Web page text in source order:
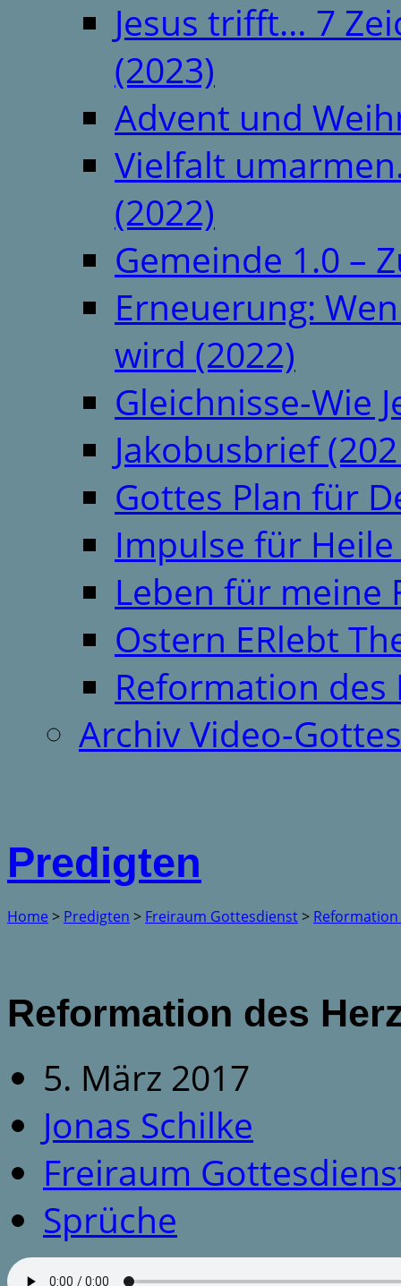
Jesus trifft… 7
(2023)
Advent und
Vielfalt
(2022)
Gemeinde 1.0 –
Erneuerung:
wird (2022)
Gleichnisse-Wie
Jakobusbrief
Gottes Plan für
Impulse für
Leben für meine
Ostern ERlebt
Reformation des
Archiv Video-
Predigten
Home > Predigten > Freiraum Gottesdienst>
Reformation des
5. März 2017
Jonas Schilke
Freiraum
Sprüche